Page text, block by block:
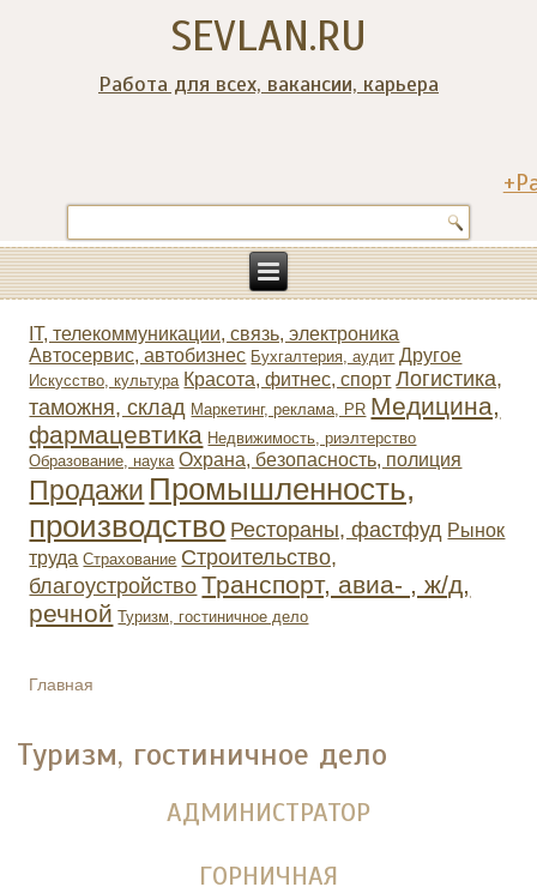
SEVLAN.RU
Работа для всех, вакансии, карьера
IT, телекоммуникации, связь, электроника
Автосервис, автобизнес Бухгалтерия, аудит Другое
Искусство, культура Красота, фитнес, спорт Логистика,
таможня, склад Маркетинг, реклама, PR Медицина,
фармацевтика Недвижимость, риэлтeрство
Образование, наука Охрана, безопасность, полиция
Продажи Промышленность,
производство Рестораны, фастфуд Рынок
труда Страхование Строительство,
благоустройство Транспорт, авиа- , ж/д,
речной Туризм, гостиничное дело
ВЫ ЗДЕСЬ
Главная
Туризм, гостиничное дело
АДМИНИСТРАТОР
ГОРНИЧНАЯ